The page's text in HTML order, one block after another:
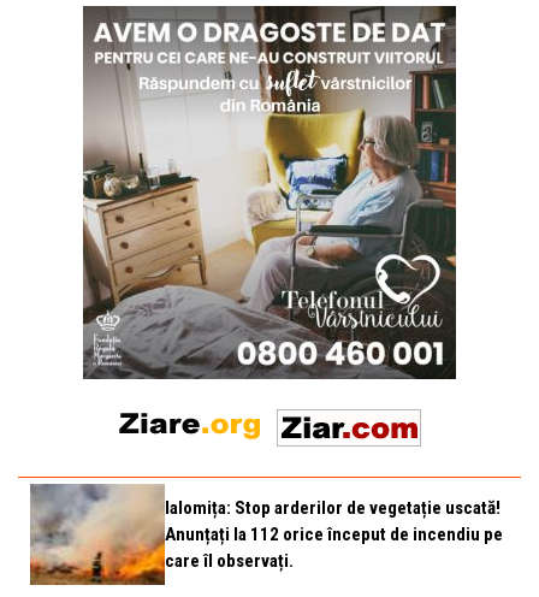
Ialomița: Stop arderilor de vegetație uscată!
Anunțați la 112 orice început de incendiu pe
care îl observați.